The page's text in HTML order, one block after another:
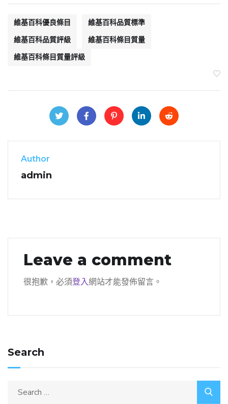
維基百科優良條目
維基百科品質標準
維基百科品質評級
維基百科條目質量
維基百科條目質量評級
Author
admin
Leave a comment
很抱歉，必須登入網站才能發佈留言。
Search